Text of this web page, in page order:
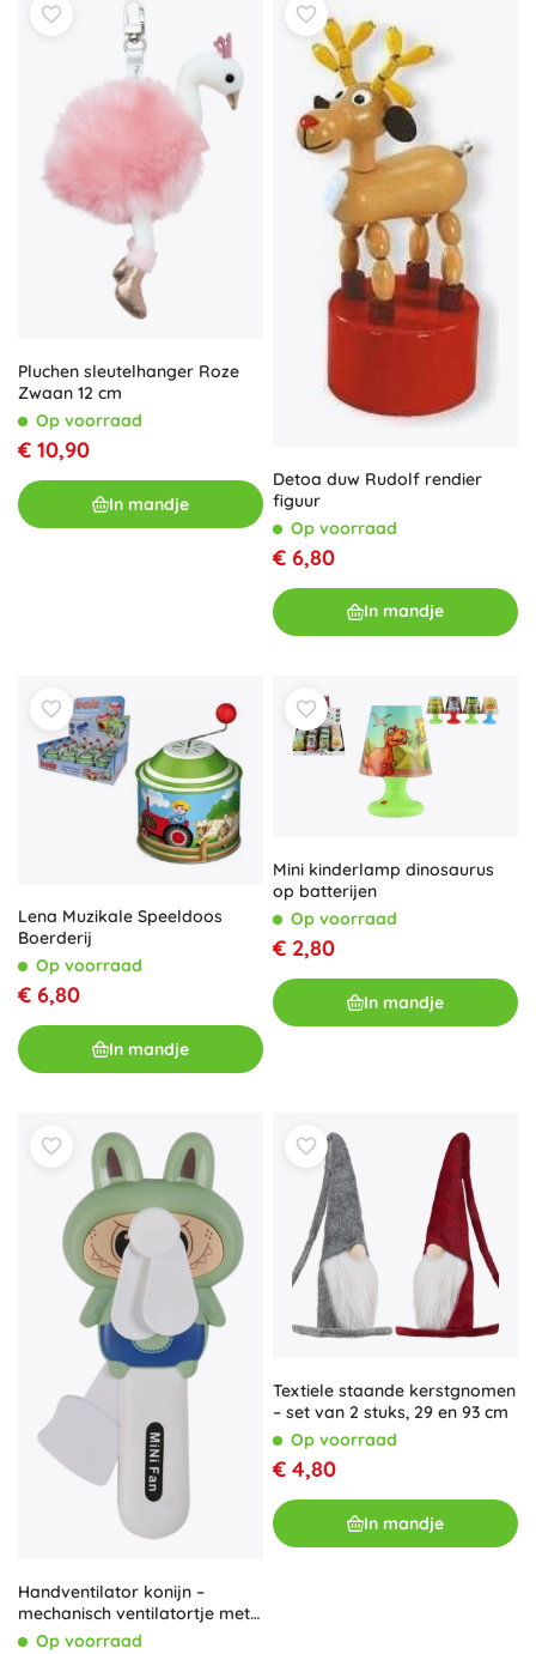
Pluchen sleutelhanger Roze
Zwaan 12 cm
Op voorraad
€ 10,90
In mandje
Detoa duw Rudolf rendier
figuur
Op voorraad
€ 6,80
In mandje
Lena Muzikale Speeldoos
Boerderij
Op voorraad
€ 6,80
In mandje
Mini kinderlamp dinosaurus
op batterijen
Op voorraad
€ 2,80
In mandje
Handventilator konijn –
mechanisch ventilatortje met
hendel
Op voorraad
Textiele staande kerstgnomen
– set van 2 stuks, 29 en 93 cm
Op voorraad
€ 4,80
In mandje